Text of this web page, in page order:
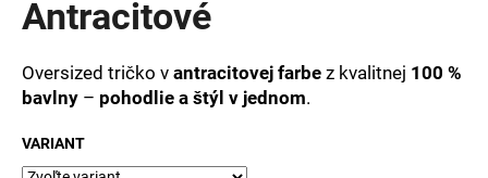
z
hviezdičiek.
Antracitové
Oversized tričko v antracitovej farbe z kvalitnej 100 %
bavlny – pohodlie a štýl v jednom.
VARIANT
o
ú
č
m
e